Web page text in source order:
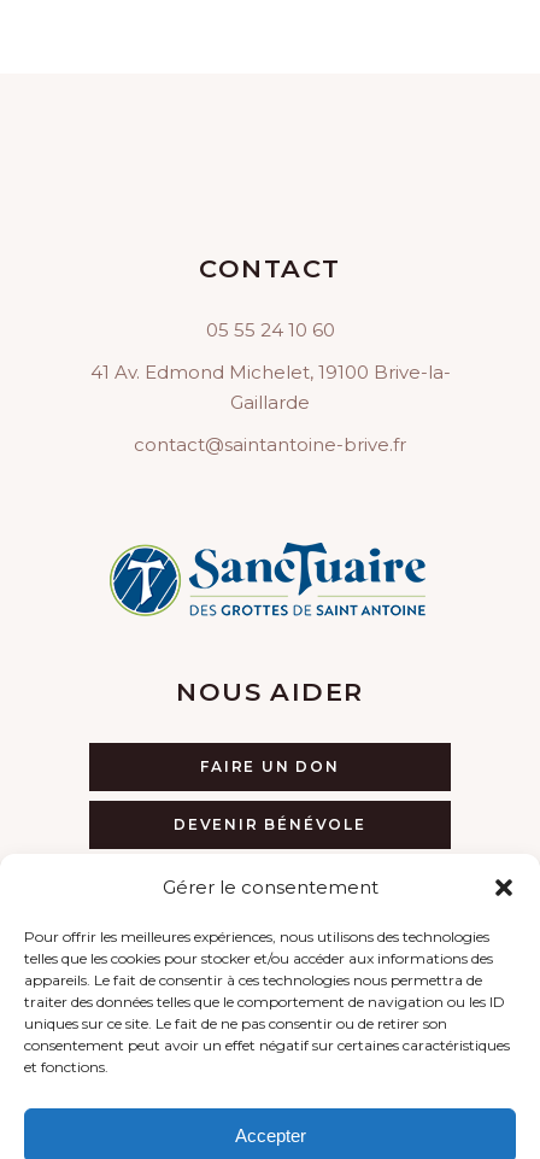
Gérer le consentement
Pour offrir les meilleures expériences, nous utilisons des technologies
telles que les cookies pour stocker et/ou accéder aux informations des
appareils. Le fait de consentir à ces technologies nous permettra de
traiter des données telles que le comportement de navigation ou les ID
uniques sur ce site. Le fait de ne pas consentir ou de retirer son
consentement peut avoir un effet négatif sur certaines caractéristiques
et fonctions.
Accepter
CONTACT
05 55 24 10 60
41 Av. Edmond Michelet, 19100 Brive-la-
Gaillarde
contact@saintantoine-brive.fr
NOUS AIDER
FAIRE UN DON
DEVENIR BÉNÉVOLE
LIENS
villes-sanctuaires.com
brive-tourisme.com